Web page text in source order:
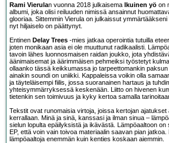
Rami Vierulan vuonna 2018 julkaisema Ikuinen yö on
albumi, joka olisi reiluuden nimissä ansainnut
glooriaa. Sittemmin Vierula on julkaissut
nyt hiljaiselo on päättynyt.
Entinen Delay Trees -mies jatkaa operointia tutuilla
joten monikaan asia ei ole muuttunut radikaalisti.
tavoin lähes luonnosmaisen raidan joukko, jota
äänimaisemat ja äärimmäisen pehmeiksi työstetyt
ollaanko tässä keikkumassa jo tarpeettomankin paksun
ainakin soundi on uniikki. Kappaleissa voikin olla
ja täyteläisempi fiilis, jossa suoranainen hartaus ja
yhteisymmärryksessä keskenään. Liitto on hivenen
tietenkin sen toimivuus ja kyky kertoa samalla
Tekstit ovat runomaisia virtoja, joissa kertojan ajatukset
kerrallaan. Minä ja sinä, kanssasi ja ilman sinua –
sielun lopulta epäilyksistä ja ikävästä. Lämpöaaltoon on
EP, että voin vain toivoa materiaalin saavan pian
lämpöaaltoja enemmän kuin kenties koskaan aiemmin.